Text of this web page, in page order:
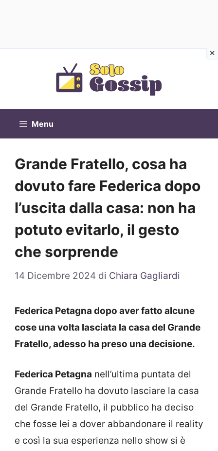
Menu
Grande Fratello, cosa ha
dovuto fare Federica dopo
l’uscita dalla casa: non ha
potuto evitarlo, il gesto
che sorprende
14 Dicembre 2024 di Chiara Gagliardi
Federica Petagna dopo aver fatto alcune
cose una volta lasciata la casa del Grande
Fratello, adesso ha preso una decisione.
Federica Petagna nell’ultima puntata del
Grande Fratello ha dovuto lasciare la casa
del Grande Fratello, il pubblico ha deciso
che fosse lei a dover abbandonare il reality
e così la sua esperienza nello show si è